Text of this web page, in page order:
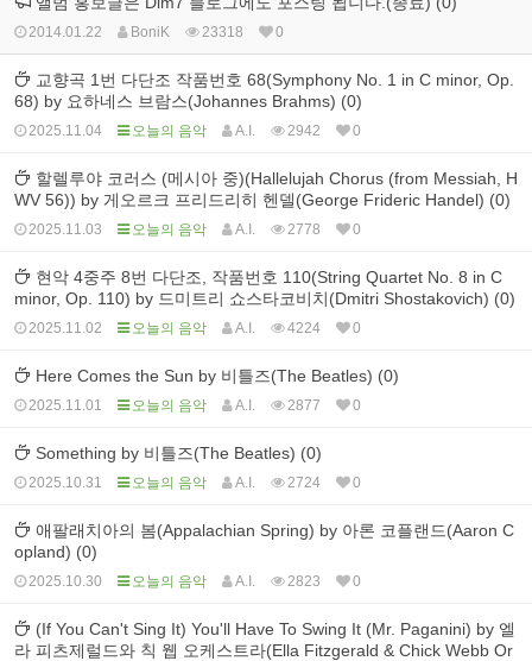
2014.01.22 BoniK 23318 0
교향곡 1번 다단조 작품번호 68(Symphony No. 1 in C minor, Op.
68) by 요하네스 브람스(Johannes Brahms) (0)
2025.11.04 오늘의 음악 A.I. 2942 0
할렐루야 코러스 (메시아 중)(Hallelujah Chorus (from Messiah, H
WV 56)) by 게오르크 프리드리히 헨델(George Frideric Handel) (0)
2025.11.03 오늘의 음악 A.I. 2778 0
현악 4중주 8번 다단조, 작품번호 110(String Quartet No. 8 in C
minor, Op. 110) by 드미트리 쇼스타코비치(Dmitri Shostakovich) (0)
2025.11.02 오늘의 음악 A.I. 4224 0
Here Comes the Sun by 비틀즈(The Beatles) (0)
2025.11.01 오늘의 음악 A.I. 2877 0
Something by 비틀즈(The Beatles) (0)
2025.10.31 오늘의 음악 A.I. 2724 0
애팔래치아의 봄(Appalachian Spring) by 아론 코플랜드(Aaron C
opland) (0)
2025.10.30 오늘의 음악 A.I. 2823 0
(If You Can't Sing It) You'll Have To Swing It (Mr. Paganini) by 엘
라 피츠제럴드와 칙 웹 오케스트라(Ella Fitzgerald & Chick Webb Or